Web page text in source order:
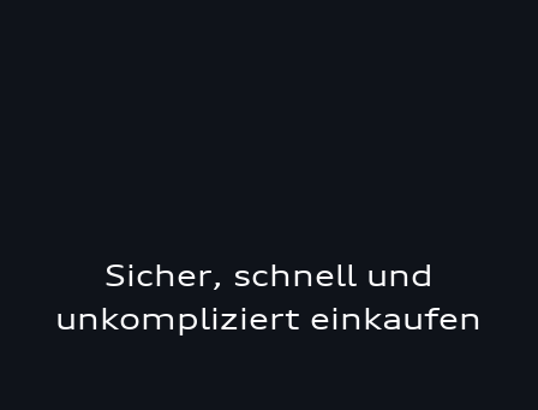
Sicher, schnell und
unkompliziert einkaufen